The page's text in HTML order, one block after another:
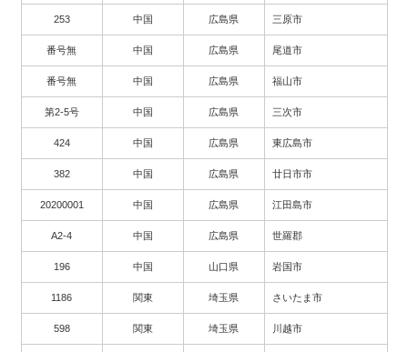
253 中国 広島県 三原市
番号無 中国 広島県 尾道市
番号無 中国 広島県 福山市
第2-5号 中国 広島県 三次市
424 中国 広島県 東広島市
382 中国 広島県 廿日市市
20200001 中国 広島県 江田島市
A2-4 中国 広島県 世羅郡
196 中国 山口県 岩国市
1186 関東 埼玉県 さいたま市
598 関東 埼玉県 川越市